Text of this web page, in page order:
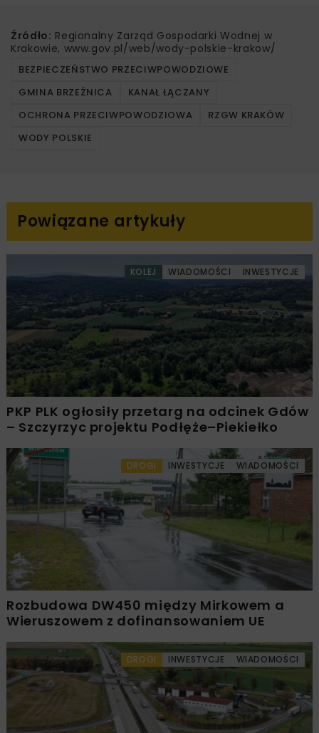
Źródło: Regionalny Zarząd Gospodarki Wodnej w
Krakowie, www.gov.pl/web/wody-polskie-krakow/
BEZPIECZEŃSTWO PRZECIWPOWODZIOWE
GMINA BRZEŹNICA
KANAŁ ŁĄCZANY
OCHRONA PRZECIWPOWODZIOWA
RZGW KRAKÓW
WODY POLSKIE
Powiązane artykuły
KOLEJ WIADOMOŚCI INWESTYCJE
PKP PLK ogłosiły przetarg na odcinek Gdów
– Szczyrzyc projektu Podłęże–Piekiełko
DROGI INWESTYCJE WIADOMOŚCI
Rozbudowa DW450 między Mirkowem a
Wieruszowem z dofinansowaniem UE
DROGI INWESTYCJE WIADOMOŚCI